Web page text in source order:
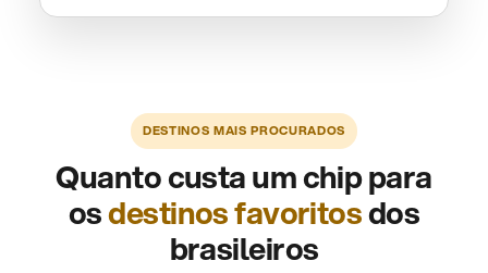
DESTINOS MAIS PROCURADOS
Quanto custa um chip para
osdestinos favoritosdos
brasileiros